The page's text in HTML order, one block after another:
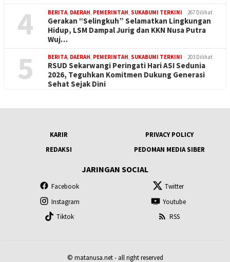
4 BERITA DAERAH PEMERINTAH SUKABUMI TERKINI 267 Dilihat
Gerakan “Selingkuh” Selamatkan Lingkungan
Hidup, LSM Dampal Jurig dan KKN Nusa Putra
Wuj…
5 BERITA DAERAH PEMERINTAH SUKABUMI TERKINI 203 Dilihat
RSUD Sekarwangi Peringati Hari ASI Sedunia
2026, Teguhkan Komitmen Dukung Generasi
Sehat Sejak Dini
KARIR
PRIVACY POLICY
REDAKSI
PEDOMAN MEDIA SIBER
JARINGAN SOCIAL
Facebook
Twitter
Instagram
Youtube
Tiktok
RSS
© matanusa.net - all right reserved